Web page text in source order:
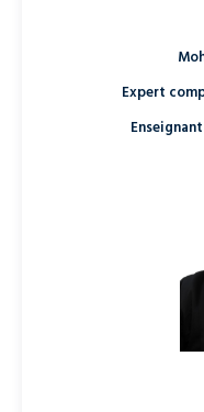
Expert